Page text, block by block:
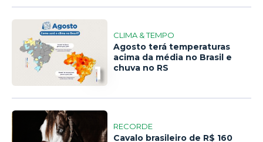
1
CLIMA & TEMPO
Agosto terá temperaturas
acima da média no Brasil e
chuva no RS
RECORDE
Cavalo brasileiro de R$ 160